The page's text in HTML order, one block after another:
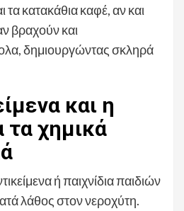
κατακάθια καφέ, αν και
βραχούν και
δημιουργώντας σκληρά
και η
τα χημικά
ή παιχνίδια παιδιών
λάθος στον νεροχύτη.